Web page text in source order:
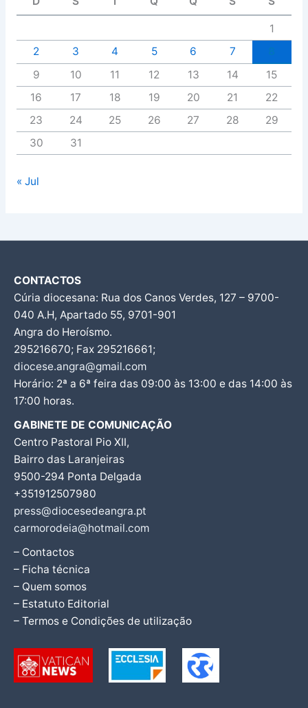
1
2
3 4 5 6 7
9
10 11 12 13 14
15
16
17 18 19 20 21
22
23
24 25 26 27 28
29
30
31
« Jul
CONTACTOS
Cúria diocesana: Rua dos Canos Verdes, 127 – 9700-
040 A.H, Apartado 55, 9701-901
Angra do Heroísmo.
295216670; Fax 295216661;
diocese.angra@gmail.com
Horário: 2ª a 6ª feira das 09:00 às 13:00 e das 14:00 às
17:00 horas.
GABINETE DE COMUNICAÇÃO
Centro Pastoral Pio XII,
Bairro das Laranjeiras
9500-294 Ponta Delgada
+351912507980
press@diocesedeangra.pt
carmorodeia@hotmail.com
– Contactos
– Ficha técnica
– Quem somos
– Estatuto Editorial
– Termos e Condições de utilização